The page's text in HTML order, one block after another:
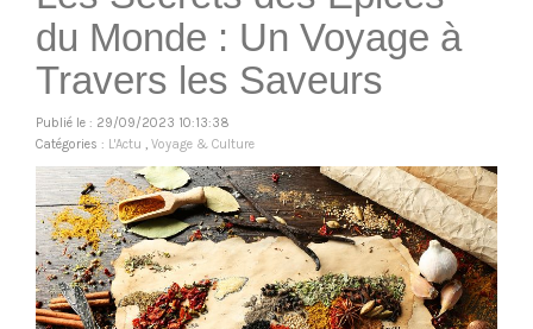
du Monde : Un Voyage à
Travers les Saveurs
Publié le : 29/09/2023 10:13:38
Catégories : L'Actu Voyage & Culture